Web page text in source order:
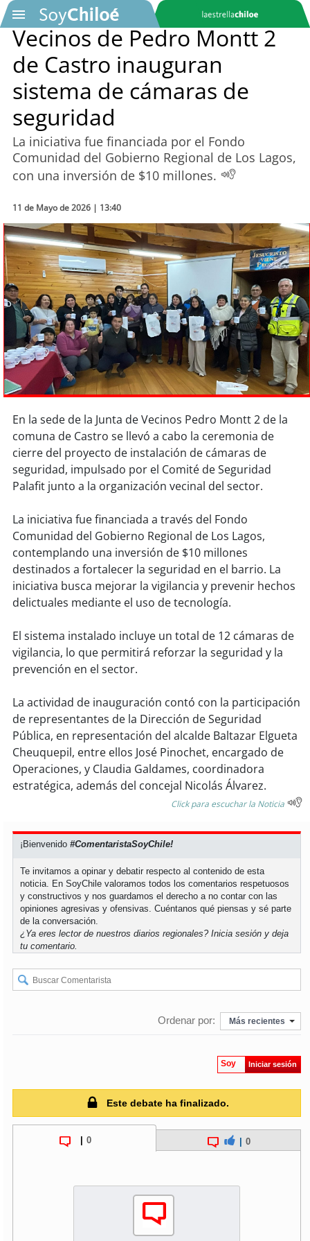
SOYTV
Podcast
Actualidad
Entretención
Economía
Deportes
Tecnología
Sostenibilidad
soychile
soyarica
soyiquique
soycalama
soyantofagasta
soycopiapó
soyvalparaíso
soyquillota
soychillán
soy talcahuano
soyconcepción
soycoronel
soyarauco
soyvaldivia
soyosorno
Vecinos de Pedro Montt 2
de Castro inauguran
sistema de cámaras de
seguridad
La iniciativa fue financiada por el Fondo
Comunidad del Gobierno Regional de Los Lagos,
con una inversión de $10 millones.
11 de Mayo de 2026 | 13:40
En la sede de la Junta de Vecinos Pedro Montt 2 de la
comuna de Castro se llevó a cabo la ceremonia de
cierre del proyecto de instalación de cámaras de
seguridad, impulsado por el Comité de Seguridad
Palafit junto a la organización vecinal del sector.
La iniciativa fue financiada a través del Fondo
Comunidad del Gobierno Regional de Los Lagos,
contemplando una inversión de $10 millones
destinados a fortalecer la seguridad en el barrio. La
iniciativa busca mejorar la vigilancia y prevenir hechos
delictuales mediante el uso de tecnología.
El sistema instalado incluye un total de 12 cámaras de
vigilancia, lo que permitirá reforzar la seguridad y la
prevención en el sector.
La actividad de inauguración contó con la participación
de representantes de la Dirección de Seguridad
Pública, en representación del alcalde Baltazar Elgueta
Cheuquepil, entre ellos José Pinochet, encargado de
Operaciones, y Claudia Galdames, coordinadora
estratégica, además del concejal Nicolás Álvarez.
Click para escuchar la Noticia
¡Bienvenido#ComentaristaSoyChile!
Te invitamos a opinar y debatir respecto al contenido de esta
noticia. En SoyChile valoramos todos los comentarios respetuosos
y constructivos y nos guardamos el derecho a no contar con las
opiniones agresivas y ofensivas. Cuéntanos qué piensas y sé parte
de la conversación.
¿Ya eres lector de nuestros diarios regionales?Inicia sesión y deja
tu comentario.
Ordenar por: Más recientes
Soy Iniciar sesión
Este debate ha finalizado.
0 0